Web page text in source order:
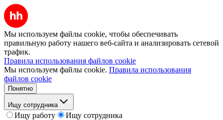
Мы используем файлы cookie, чтобы обеспечивать
правильную работу нашего веб-сайта и анализировать сетевой
трафик.
Правила использования файлов cookie
Мы используем файлы cookie. Правила использования
файлов cookie
Понятно
Ищу сотрудника
Ищу работу
Ищу сотрудника